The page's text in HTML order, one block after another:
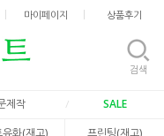
마이페이지 상품후기
검색
제작
SALE
화(재고)
프린팅(재고)